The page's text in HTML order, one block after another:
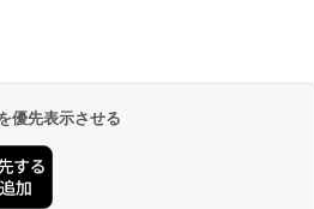
インゲームコード】
ラインコード版
￥3,200
フェクトリストと最
￥1,600
レイ、色調調節ライ
ッテリー、広告無
し、ブラック (2025
年発売)
￥39,980
優先表示させる